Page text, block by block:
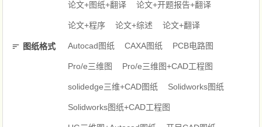
论文+图纸+翻译 论文+开题报告+翻译
论文+程序 论文+综述 论文+翻译
图纸格式 Autocad图纸 CAXA图纸 PCB电路图
Pro/e三维图 Pro/e三维图+CAD工程图
solidedge三维+CAD图纸 Solidworks图纸
Solidworks图纸+CAD工程图